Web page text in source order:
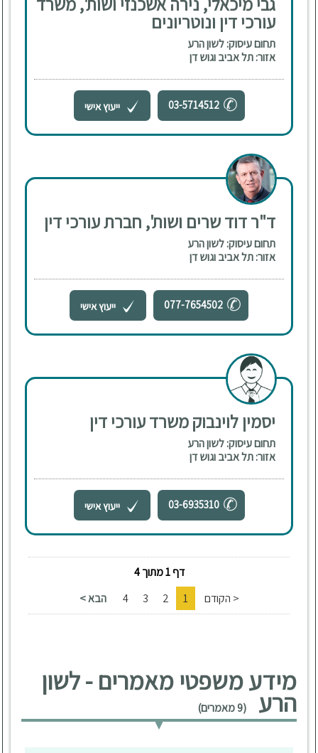
עורכי דין ונוטריונים
תחום עיסוק: לשון הרע
אזור: תל אביב וגוש דן
03-5714512 ייעוץ אישי
ד"ר דוד שרים ושות', חברת עורכי דין
תחום עיסוק: לשון הרע
אזור: תל אביב וגוש דן
077-7654502 ייעוץ אישי
יסמין לוינבוק משרד עורכי דין
תחום עיסוק: לשון הרע
אזור: תל אביב וגוש דן
03-6935310 ייעוץ אישי
דף 1 מתוך 4
< הקודם
1
2
3
4 הבא >
מידע משפטי מאמרים - לשון
הרע (9 מאמרים)